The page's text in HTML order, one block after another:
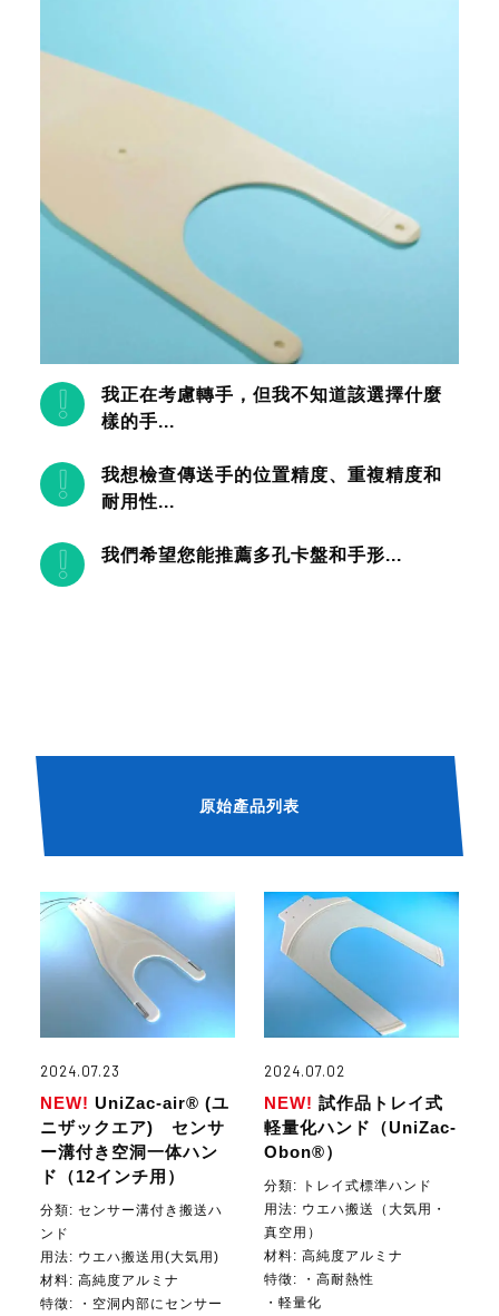
我正在考慮轉手，但我不知道該選擇什麼
樣的手...
我想檢查傳送手的位置精度、重複精度和
耐用性...
我們希望您能推薦多孔卡盤和手形...
原始產品列表
2024.07.23
NEW! UniZac-air® (ユ
ニザックエア) センサ
ー溝付き空洞一体ハン
ド（12インチ用）
分類: センサー溝付き搬送ハ
ンド
用法: ウエハ搬送用(大気用)
材料: 高純度アルミナ
特徵: ・空洞内部にセンサー
2024.07.02
NEW!試作品トレイ式
軽量化ハンド（UniZac-
Obon®）
分類: トレイ式標準ハンド
用法: ウエハ搬送（大気用・
真空用）
材料:高純度アルミナ
特徵: ・高耐熱性
・軽量化